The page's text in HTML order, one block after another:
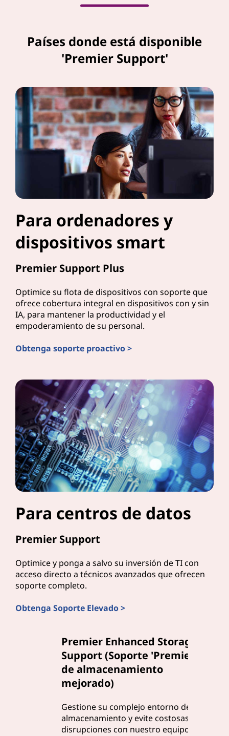
Países donde está disponible
'Premier Support'
Para ordenadores y
dispositivos smart
Premier Support Plus
Optimice su flota de dispositivos con soporte que
ofrece cobertura integral en dispositivos con y sin
IA, para mantener la productividad y el
empoderamiento de su personal.
Obtenga soporte proactivo >
Para centros de datos
Premier Support
Optimice y ponga a salvo su inversión de TI con
acceso directo a técnicos avanzados que ofrecen
soporte completo.
Obtenga Soporte Elevado >
Premier Enhanced Storage
Support (Soporte 'Premier'
de almacenamiento
mejorado)
Gestione su complejo entorno de
almacenamiento y evite costosas
disrupciones con nuestro equipo de